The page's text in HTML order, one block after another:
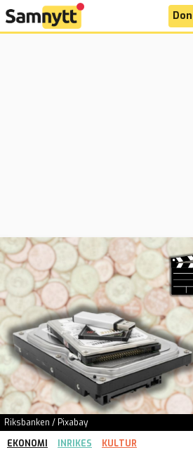
Riksbanken / Pixabay
EKONOMI
INRIKES KULTUR